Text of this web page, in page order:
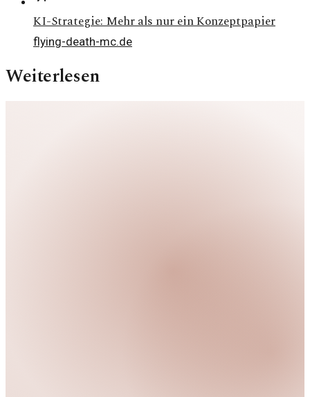
KI-Strategie: Mehr als nur ein Konzeptpapier
flying-death-mc.de
Weiterlesen